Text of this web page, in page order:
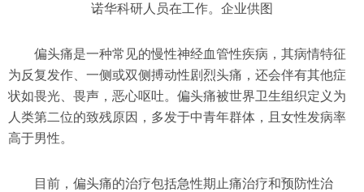
诺华科研人员在工作。企业供图
偏头痛是一种常见的慢性神经血管性疾病，其病情特征
为反复发作、一侧或双侧搏动性剧烈头痛，还会伴有其他症
状如畏光、畏声，恶心呕吐。偏头痛被世界卫生组织定义为
人类第二位的致残原因，多发于中青年群体，且女性发病率
高于男性。
目前，偏头痛的治疗包括急性期止痛治疗和预防性治